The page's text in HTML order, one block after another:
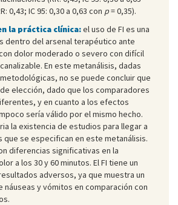
0,43; IC 95: 0,30 a 0,63 con p= 0,35).
la práctica clínica:el uso de FI es una
dentro del arsenal terapéutico ante
dolor moderado o severo con difícil
En este metanálisis, dadas
no se puede concluir que
elección, dado que los comparadores
y en cuanto a los efectos
sería válido por el mismo hecho.
la existencia de estudios para llegar a
que se especifican en este metanálisis.
diferencias significativas en la
a los 30 y 60 minutos. El FI tiene un
adversos, ya que muestra un
náuseas y vómitos en comparación con